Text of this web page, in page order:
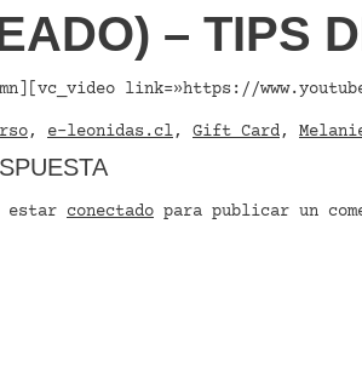
– TIPS
link=»https://
, e-leonidas.cl, Gift Card,
estar conectado para publicar un